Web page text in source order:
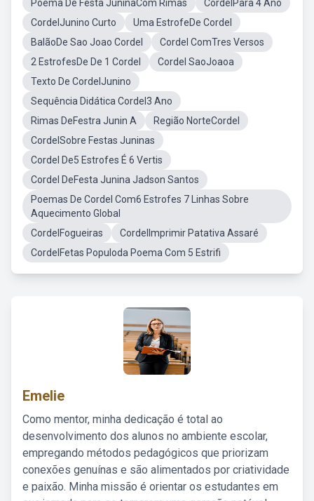
Poema De Festa JuninaCom Rimas
CordelPara 4 Ano
CordelJunino Curto
Uma EstrofeDe Cordel
BalãoDe Sao Joao Cordel
Cordel ComTres Versos
2 EstrofesDe De 1 Cordel
Cordel SaoJoaoa
Texto De CordelJunino
Sequência Didática Cordel3 Ano
Rimas DeFestra Junin A
Região NorteCordel
CordelSobre Festas Juninas
Cordel De5 Estrofes É 6 Vertis
Cordel DeFesta Junina Jadson Santos
Poemas De Cordel Com6 Estrofes 7 Linhas Sobre
Aquecimento Global
CordelFogueiras
CordelImprimir Patativa Assaré
CordelFetas Populoda Poema Com 5 Estrifi
Emelie
Como mentor, minha dedicação é total ao
desenvolvimento dos alunos no ambiente escolar,
empregando métodos pedagógicos que priorizam
conexões genuínas e são alimentados por criatividade
e paixão. Minha missão é orientar os estudantes em